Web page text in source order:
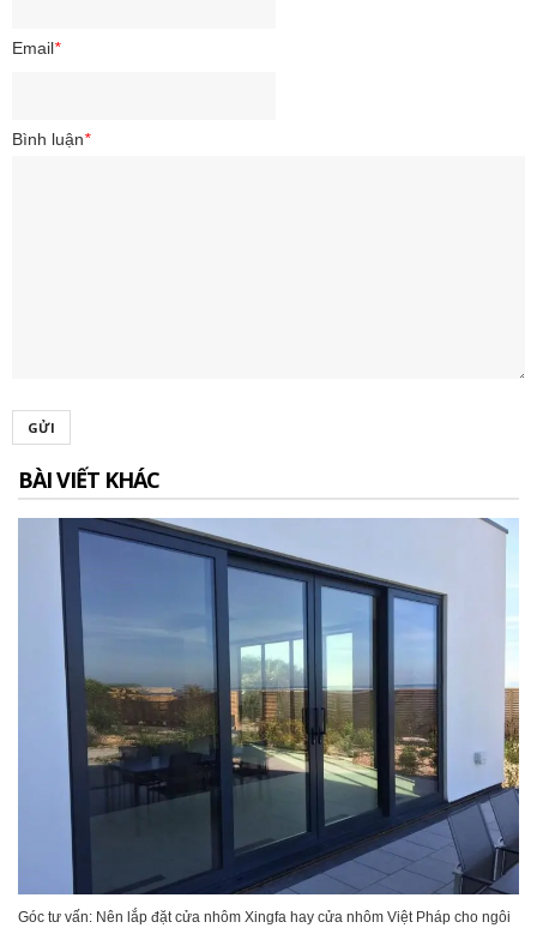
Email*
Bình luận*
GỬI
BÀI VIẾT KHÁC
Góc tư vấn: Nên lắp đặt cửa nhôm Xingfa hay cửa nhôm Việt Pháp cho ngôi